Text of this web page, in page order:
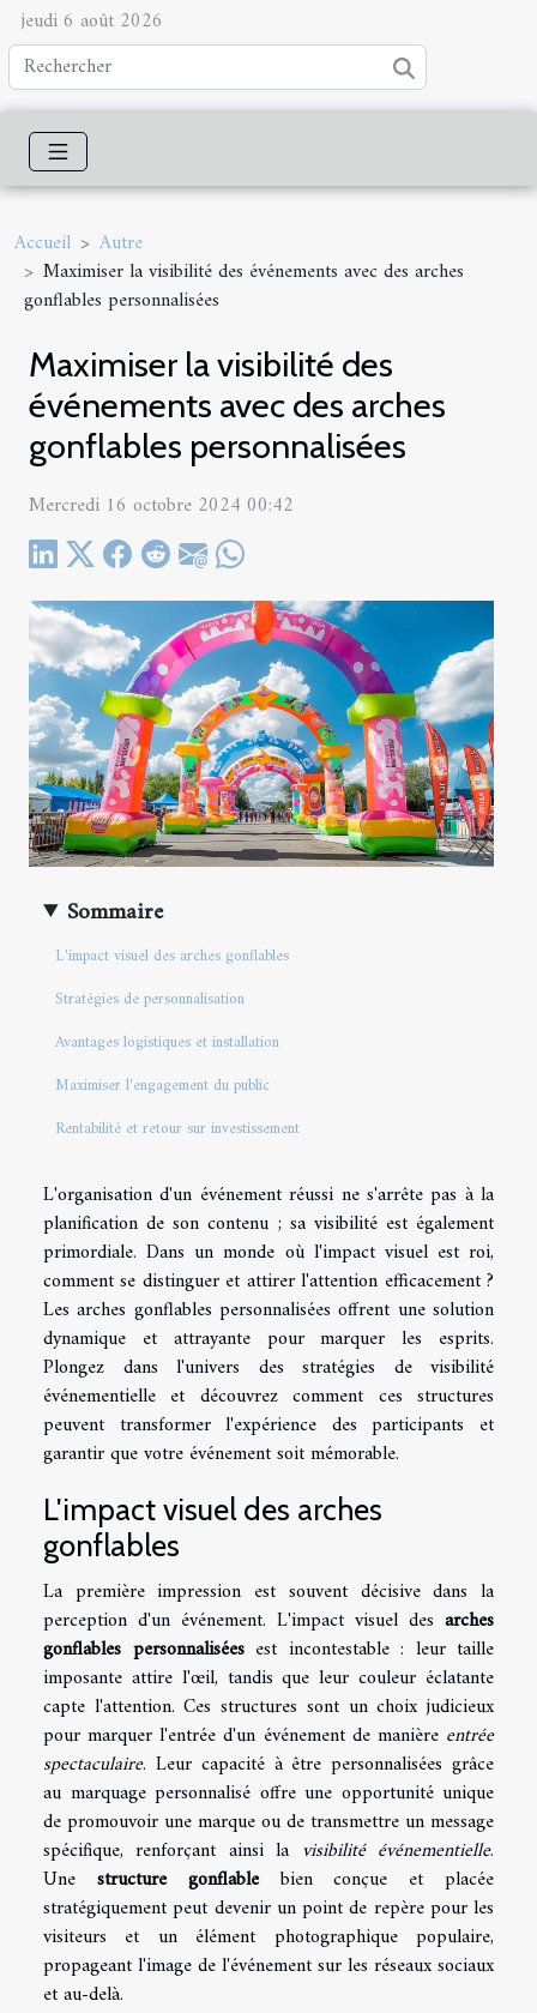
jeudi 6 août 2026
Accueil
Autre
Maximiser la visibilité des événements avec des arches
gonflables personnalisées
Maximiser la visibilité des
événements avec des arches
gonflables personnalisées
Mercredi 16 octobre 2024 00:42
Sommaire
L'impact visuel des arches gonflables
Stratégies de personnalisation
Avantages logistiques et installation
Maximiser l'engagement du public
Rentabilité et retour sur investissement
L'organisation d'un événement réussi ne s'arrête pas à la
planification de son contenu ; sa visibilité est également
primordiale. Dans un monde où l'impact visuel est roi,
comment se distinguer et attirer l'attention efficacement ?
Les arches gonflables personnalisées offrent une solution
dynamique et attrayante pour marquer les esprits.
Plongez dans l'univers des stratégies de visibilité
événementielle et découvrez comment ces structures
peuvent transformer l'expérience des participants et
garantir que votre événement soit mémorable.
L'impact visuel des arches
gonflables
La première impression est souvent décisive dans la
perception d'un événement. L'impact visuel des arches
gonflables personnaliséesest incontestable : leur taille
imposante attire l'œil, tandis que leur couleur éclatante
capte l'attention. Ces structures sont un choix judicieux
pour marquer l'entrée d'un événement de manière entrée
spectaculaire. Leur capacité à être personnalisées grâce
au marquage personnalisé offre une opportunité unique
de promouvoir une marque ou de transmettre un message
spécifique, renforçant ainsi la visibilité événementielle.
Une structure gonflablebien conçue et placée
stratégiquement peut devenir un point de repère pour les
visiteurs et un élément photographique populaire,
propageant l'image de l'événement sur les réseaux sociaux
et au-delà.